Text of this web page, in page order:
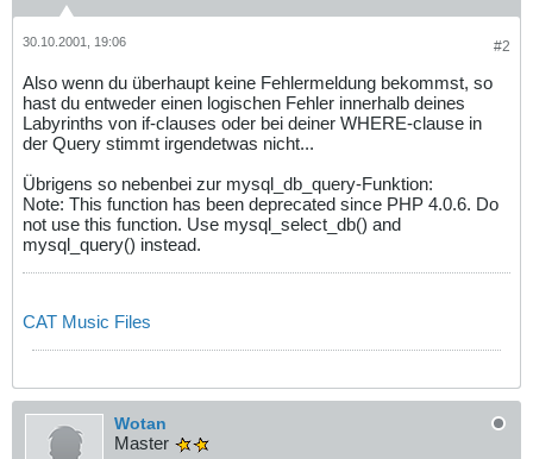
#2
30.10.2001, 19:06
Also wenn du überhaupt keine Fehlermeldung bekommst, so
hast du entweder einen logischen Fehler innerhalb deines
Labyrinths von if-clauses oder bei deiner WHERE-clause in
der Query stimmt irgendetwas nicht...
Übrigens so nebenbei zur mysql_db_query-Funktion:
Note: This function has been deprecated since PHP 4.0.6. Do
not use this function. Use mysql_select_db() and
mysql_query() instead.
CAT Music Files
Wotan
Master